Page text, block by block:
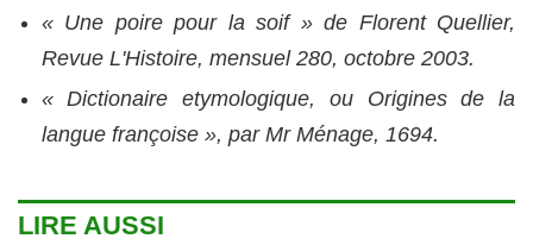
« Une poire pour la soif » de Florent Quellier,
Revue L'Histoire, mensuel 280, octobre 2003.
« Dictionaire etymologique, ou Origines de la
langue françoise », par Mr Ménage, 1694.
LIRE AUSSI